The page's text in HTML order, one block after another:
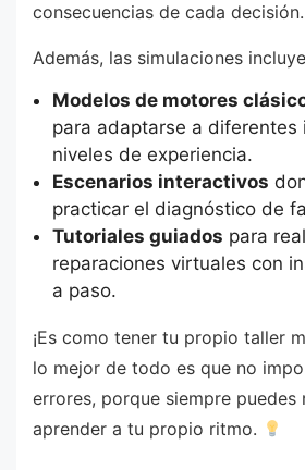
consecuencias de cada decisión.
Además, las simulaciones
Modelos de motores
para adaptarse a diferentes
niveles de experiencia.
Escenarios interactivos
practicar el diagnóstico de
Tutoriales guiados para
reparaciones virtuales con
a paso.
¡Es como tener tu propio taller
lo mejor de todo es que no
errores, porque siempre puedes
aprender a tu propio ritmo.